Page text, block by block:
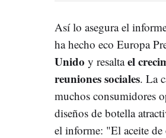
Así lo asegura el
ha hecho eco Europa
Unido y resaltael
reuniones sociales. La
muchos consumidores
diseños de botella
el informe: "El aceite